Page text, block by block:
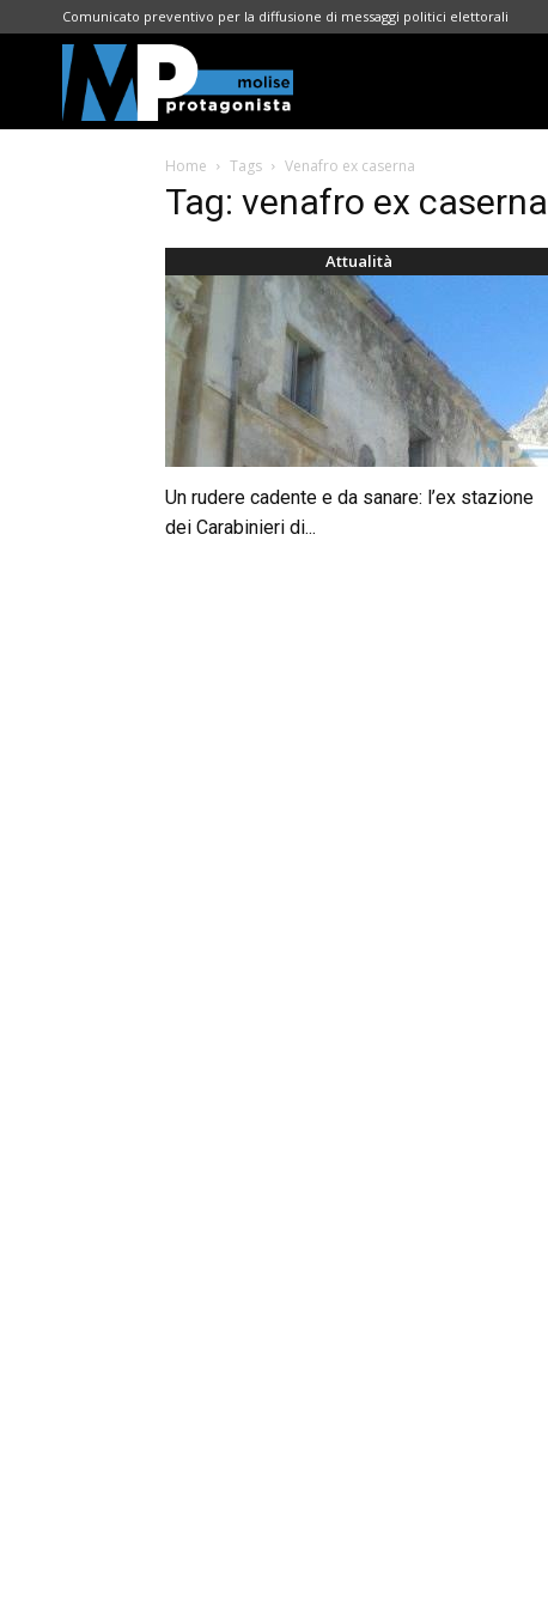
Comunicato preventivo per la diffusione di messaggi politici elettorali
Protagonista
Home Tags Venafro ex caserna
Tag: venafro ex caserna
Attualità
Un rudere cadente e da sanare: l’ex stazione
dei Carabinieri di...